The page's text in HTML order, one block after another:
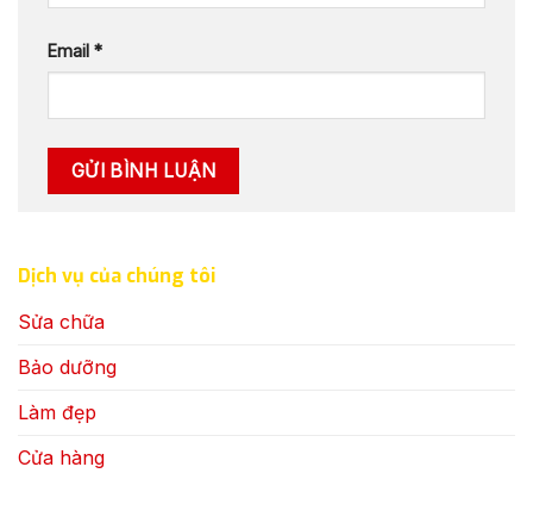
Email *
Dịch vụ của chúng tôi
Sửa chữa
Bảo dưỡng
Làm đẹp
Cửa hàng